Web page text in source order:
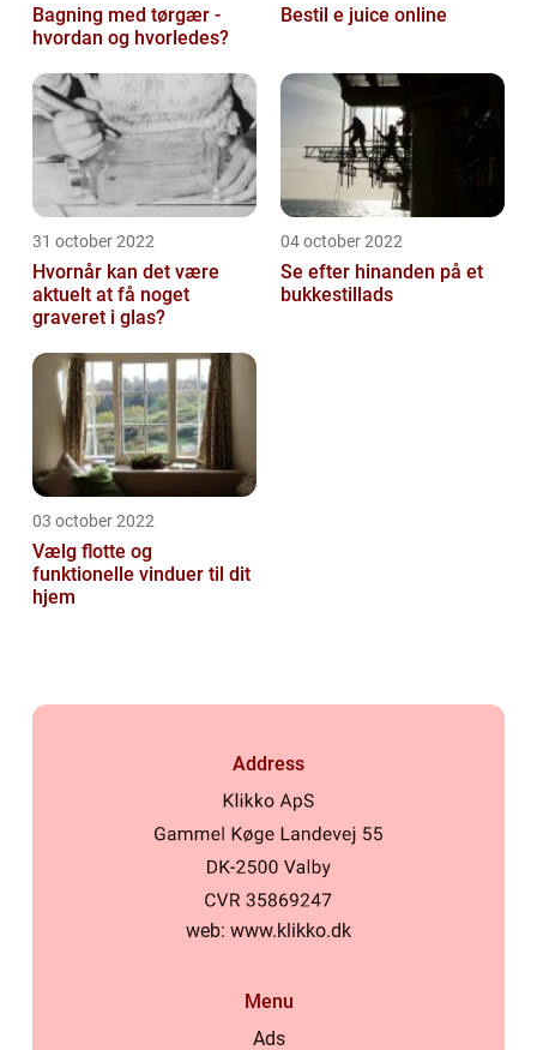
Bagning med tørgær -
hvordan og hvorledes?
Bestil e juice online
31 october 2022
Hvornår kan det være
aktuelt at få noget
graveret i glas?
04 october 2022
Se efter hinanden på et
bukkestillads
03 october 2022
Vælg flotte og
funktionelle vinduer til dit
hjem
Address
web: www.klikko.dk
Menu
Ads